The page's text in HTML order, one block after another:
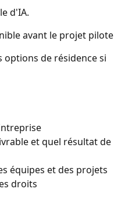
d'IA.
avant le projet pilote
options de résidence si
et quel résultat de
équipes et des projets
droits